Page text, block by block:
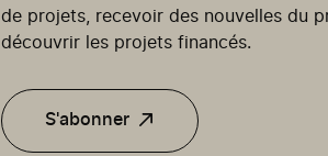
de projets, recevoir des nouvelles du
découvrir les projets financés.
S'abonner